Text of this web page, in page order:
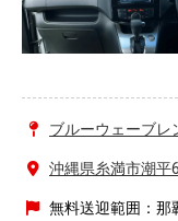
ブルーウェーブレ
沖縄県糸満市潮平
無料送迎範囲：